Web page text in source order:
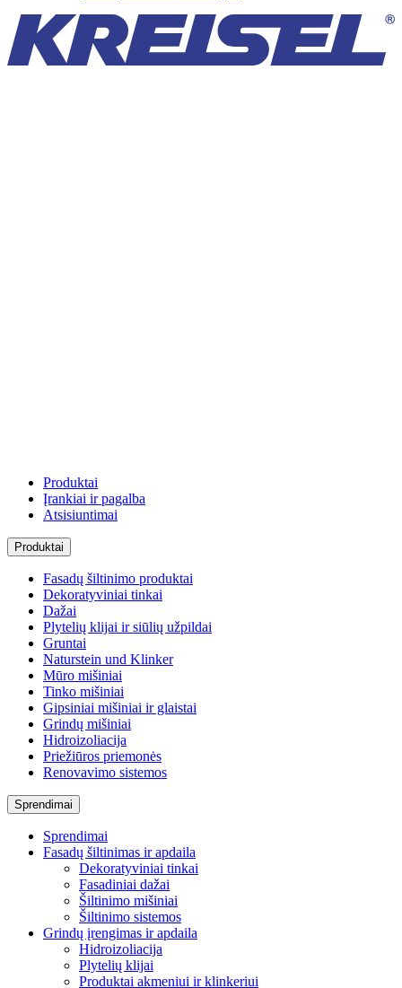
Produktai
Įrankiai ir pagalba
Atsisiuntimai
Produktai
Fasadų šiltinimo produktai
Dekoratyviniai tinkai
Dažai
Plytelių klijai ir siūlių užpildai
Gruntai
Naturstein und Klinker
Mūro mišiniai
Tinko mišiniai
Gipsiniai mišiniai ir glaistai
Grindų mišiniai
Hidroizoliacija
Priežiūros priemonės
Renovavimo sistemos
Sprendimai
Sprendimai
Fasadų šiltinimas ir apdaila
Dekoratyviniai tinkai
Fasadiniai dažai
Šiltinimo mišiniai
Šiltinimo sistemos
Grindų įrengimas ir apdaila
Hidroizoliacija
Plytelių klijai
Produktai akmeniui ir klinkeriui